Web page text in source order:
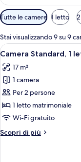
Filtri
disponibili
per
le
camere
Tutte le camere 1 letto
Stai visualizzando 9 su 9
Apri
tutte
le
foto
per
Camera
Standard,
letto
7
Camera Standard, 1
17 m²
1 camera
Per 2 persone
1 letto matrimoniale
Wi-Fi gratuito
Scopri di più
Altri